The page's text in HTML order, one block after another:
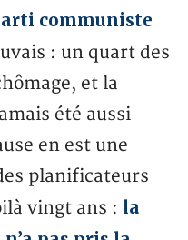
communiste
: un quart des
et la
été aussi
en est une
planificateurs
vingt ans : la